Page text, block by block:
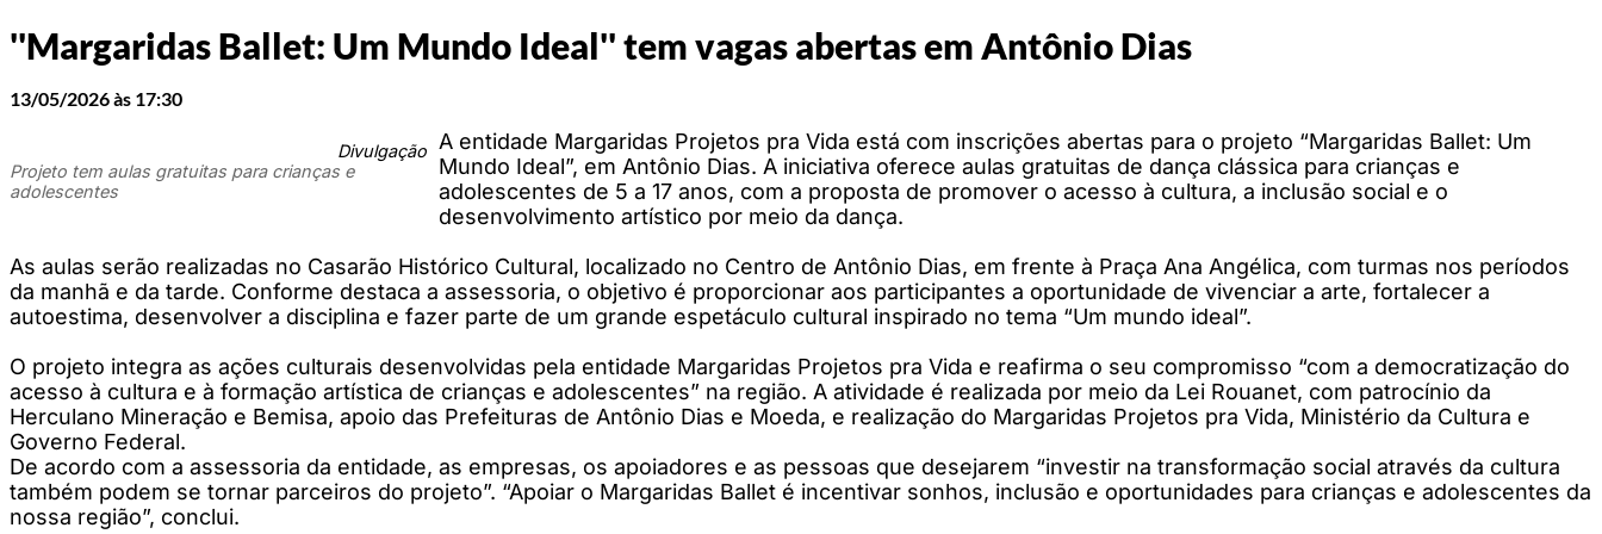
''Margaridas Ballet: Um Mundo Ideal'' tem vagas abertas em Antônio Dias
13/05/2026 às 17:30
Divulgação
Projeto tem aulas gratuitas para crianças e
adolescentes
A entidade Margaridas Projetos pra Vida está com inscrições abertas para o projeto “Margaridas Ballet: Um
Mundo Ideal”, em Antônio Dias. A iniciativa oferece aulas gratuitas de dança clássica para crianças e
adolescentes de 5 a 17 anos, com a proposta de promover o acesso à cultura, a inclusão social e o
desenvolvimento artístico por meio da dança.
As aulas serão realizadas no Casarão Histórico Cultural, localizado no Centro de Antônio Dias, em frente à Praça Ana Angélica, com turmas nos períodos
da manhã e da tarde. Conforme destaca a assessoria, o objetivo é proporcionar aos participantes a oportunidade de vivenciar a arte, fortalecer a
autoestima, desenvolver a disciplina e fazer parte de um grande espetáculo cultural inspirado no tema “Um mundo ideal”.
O projeto integra as ações culturais desenvolvidas pela entidade Margaridas Projetos pra Vida e reafirma o seu compromisso “com a democratização do
acesso à cultura e à formação artística de crianças e adolescentes” na região. A atividade é realizada por meio da Lei Rouanet, com patrocínio da
Herculano Mineração e Bemisa, apoio das Prefeituras de Antônio Dias e Moeda, e realização do Margaridas Projetos pra Vida, Ministério da Cultura e
Governo Federal.
De acordo com a assessoria da entidade, as empresas, os apoiadores e as pessoas que desejarem “investir na transformação social através da cultura
também podem se tornar parceiros do projeto”. “Apoiar o Margaridas Ballet é incentivar sonhos, inclusão e oportunidades para crianças e adolescentes da
nossa região”, conclui.